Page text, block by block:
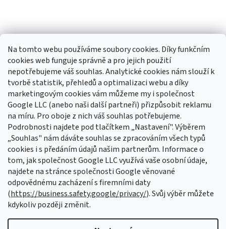
Na tomto webu používáme soubory cookies. Díky funkčním
cookies web funguje správně a pro jejich použití
nepotřebujeme váš souhlas. Analytické cookies nám slouží k
tvorbě statistik, přehledů a optimalizaci webu a díky
marketingovým cookies vám můžeme my i společnost
Google LLC (anebo naši další partneři) přizpůsobit reklamu
na míru. Pro oboje z nich váš souhlas potřebujeme.
Podrobnosti najdete pod tlačítkem „Nastavení". Výběrem
„Souhlas" nám dáváte souhlas se zpracováním všech typů
cookies i s předáním údajů našim partnerům. Informace o
tom, jak společnost Google LLC využívá vaše osobní údaje,
najdete na stránce společnosti Google věnované
odpovědnému zacházení s firemními daty
(https://business.safety.google/privacy/). Svůj výběr můžete
kdykoliv později změnit.
Sledovat na Instagramu
Odebírat newsletter
Vložte svůj e-mail a my vám budeme zasílat informace o nových
produktech na našem e-shopu.
E-mail
Vložením e-mailu souhlasíte s podmínkami ochrany osobních údajů